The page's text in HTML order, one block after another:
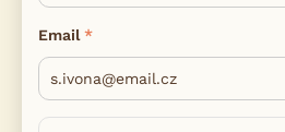
Email